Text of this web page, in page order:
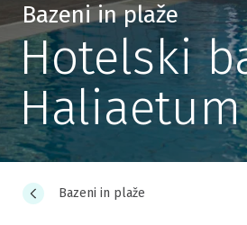
Bazeni in plaže
Hotelski
Haliaetum
Bazeni in plaže